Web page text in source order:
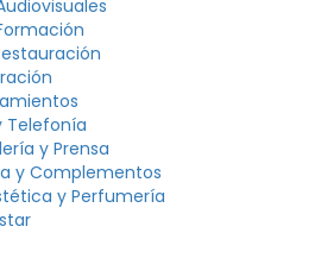
Telefonía
y Prensa
y Complementos
y Perfumería